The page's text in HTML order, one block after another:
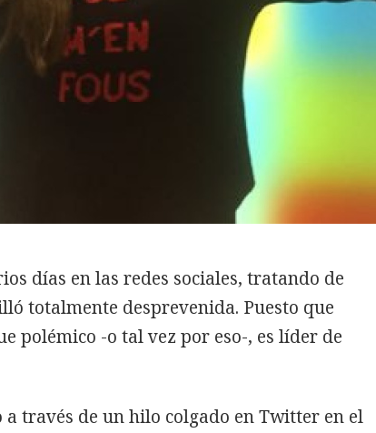
días en las redes sociales, tratando de
totalmente desprevenida. Puesto que
polémico -o tal vez por eso-, es líder de
través de un hilo colgado en Twitter en el